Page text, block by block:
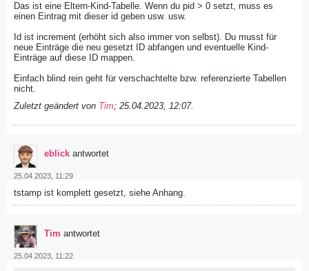
Das ist eine Eltern-Kind-Tabelle. Wenn du pid > 0 setzt, muss es
einen Eintrag mit dieser id geben usw. usw.
Id ist increment (erhöht sich also immer von selbst). Du musst für
neue Einträge die neu gesetzt ID abfangen und eventuelle Kind-
Einträge auf diese ID mappen.
Einfach blind rein geht für verschachtelte bzw. referenzierte Tabellen
nicht.
Zuletzt geändert von Tim; 25.04.2023, 12:07.
eblick antwortet
25.04.2023, 11:29
tstamp ist komplett gesetzt, siehe Anhang.
Tim antwortet
25.04.2023, 11:22